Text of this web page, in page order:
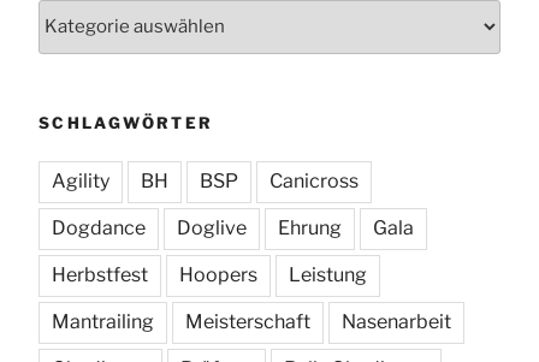
SCHLAGWÖRTER
Agility BH BSP Canicross
Dogdance Doglive Ehrung Gala
Herbstfest Hoopers Leistung
Mantrailing Meisterschaft Nasenarbeit